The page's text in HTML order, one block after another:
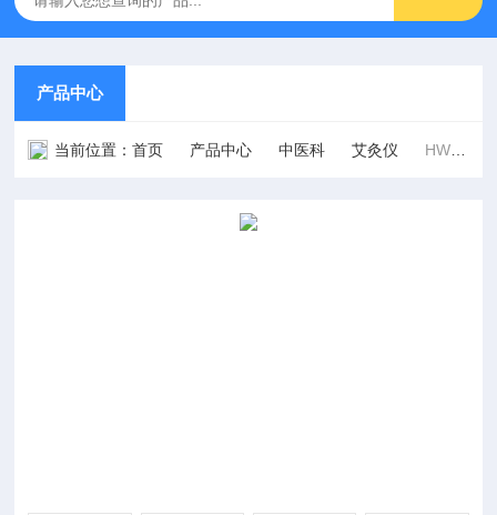
产品中心
当前位置：首页 产品中心 中医科 艾灸仪 HW-2105型温热电灸综合治疗仪